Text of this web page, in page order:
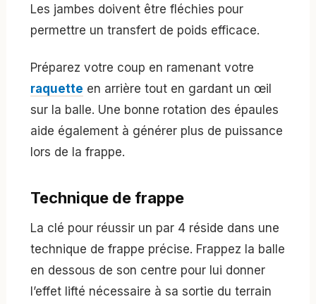
Les jambes doivent être fléchies pour
permettre un transfert de poids efficace.
Préparez votre coup en ramenant votre
raquette en arrière tout en gardant un œil
sur la balle. Une bonne rotation des épaules
aide également à générer plus de puissance
lors de la frappe.
Technique de frappe
La clé pour réussir un par 4 réside dans une
technique de frappe précise. Frappez la balle
en dessous de son centre pour lui donner
l’effet lifté nécessaire à sa sortie du terrain